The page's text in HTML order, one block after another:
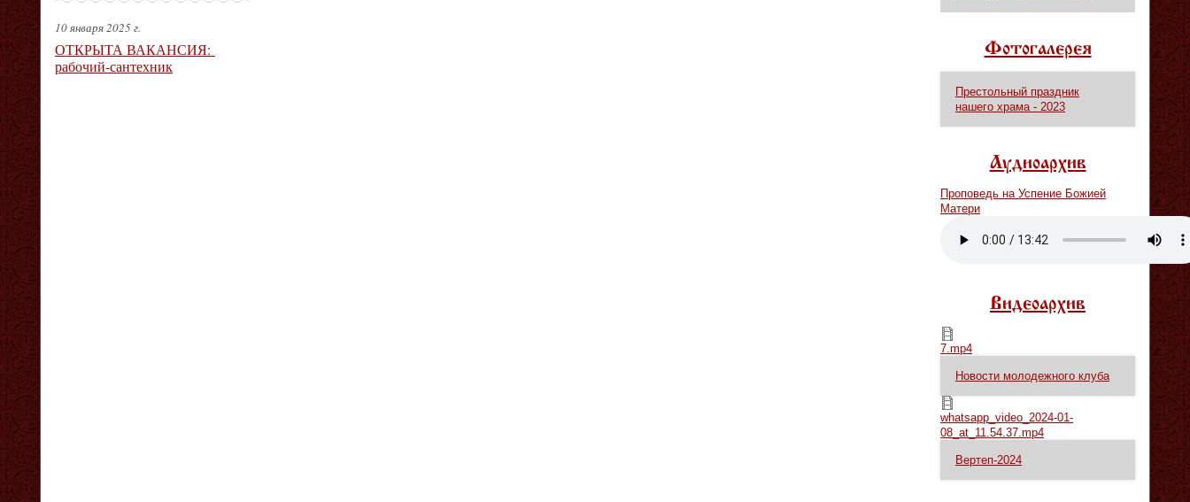
10 января 2025 г.
ОТКРЫТА ВАКАНСИЯ:
рабочий-сантехник
Фотогалерея
Престольный праздник
нашего храма - 2023
Аудиоархив
Проповедь на Успение Божией
Матери
Видеоархив
7.mp4
7.mp4
Новости молодежного клуба
whatsapp_video_2024-01-08_at_11.54.37.mp4
whatsapp_video_2024-01-
08_at_11.54.37.mp4
Вертеп-2024